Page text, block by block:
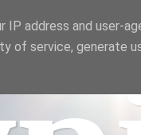
IP address and user-
of service, generate